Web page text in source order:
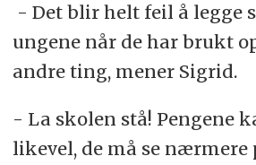
- Det blir helt feil å legge
ungene når de har brukt
andre ting, mener Sigrid.
- La skolen stå! Pengene
likevel, de må se nærmere